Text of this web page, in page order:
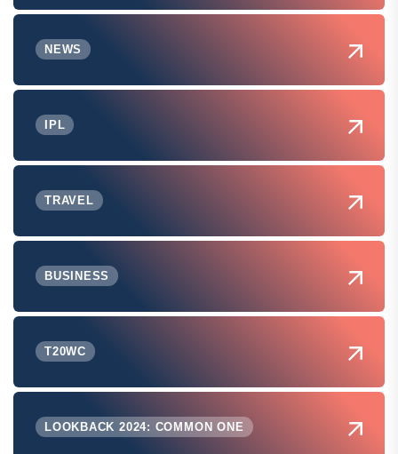
NEWS
IPL
TRAVEL
BUSINESS
T20WC
LOOKBACK 2024: COMMON ONE